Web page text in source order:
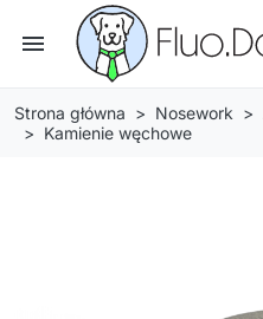
menu
Strona główna Nosework
Kamienie węchowe